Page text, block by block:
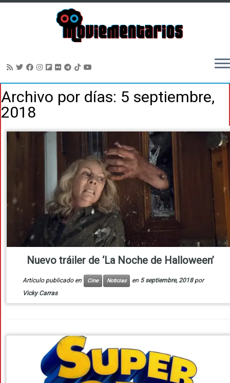
al
contenido
Archivo por días: 5 septiembre,
2018
Nuevo tráiler de ‘La Noche de Halloween’
Artículo publicado en Cine Noticias en 5 septiembre, 2018 por
Vicky Carras